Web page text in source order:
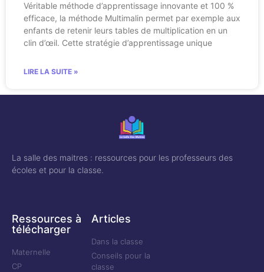
Véritable méthode d’apprentissage innovante et 100 %
efficace, la méthode Multimalin permet par exemple aux
enfants de retenir leurs tables de multiplication en un
clin d’œil. Cette stratégie d’apprentissage unique
LIRE LA SUITE »
La salle des maitres : ressources pour les professeurs des
écoles et pour la classe.
Ressources à
télécharger
Maternelle
CP
Articles
Dans la classe
Conseils pour la
classe